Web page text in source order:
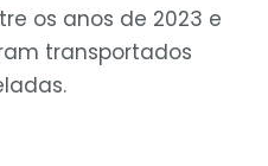
os anos de 2023 e
transportados